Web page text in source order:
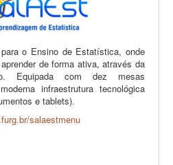
o Ensino de Estatística, onde
de forma ativa, através da
Equipada com dez mesas
infraestrutura tecnológica
e tablets).
salaestmenu